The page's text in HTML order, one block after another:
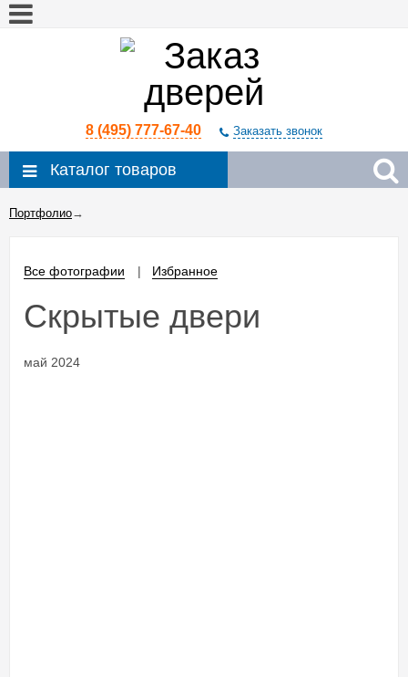
8 (495) 777-67-40 Заказать звонок
Каталог товаров
Портфолио→
Все фотографии Избранное
Скрытые двери
май 2024